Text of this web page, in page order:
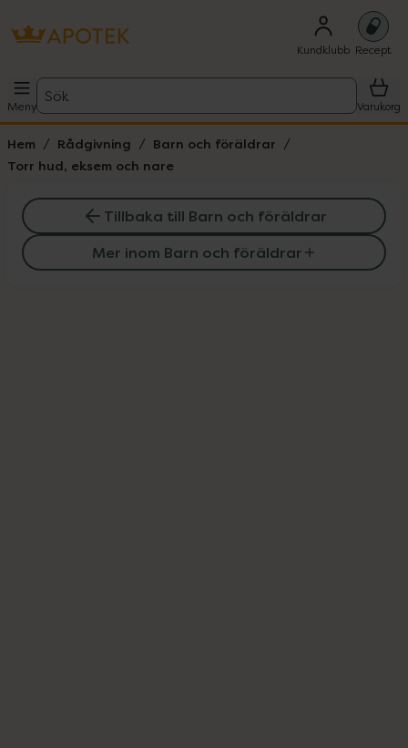
Kundklubb Recept
Meny
Sök
Varukorg
Hem Rådgivning
Barn och föräldrar
Torr hud, eksem och nare
Tillbaka till Barn och föräldrar
Mer inom Barn och föräldrar